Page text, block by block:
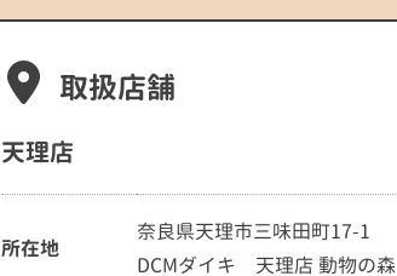
取扱店舗
天理店
所在地
奈良県天理市三味田町17-1
DCMダイキ 天理店 動物の森